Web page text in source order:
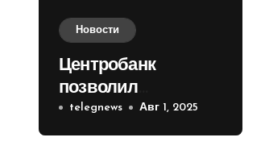
Новости
Центробанк
позволил
инвесторам из
враждебных
telegnews Авг 1, 2025